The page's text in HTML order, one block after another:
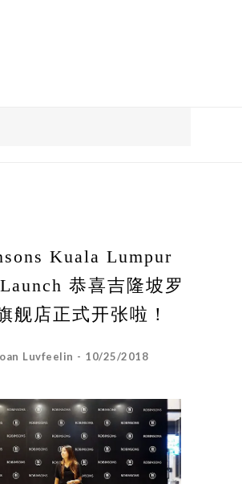
Kuala Lumpur
恭喜吉隆坡罗
舰店正式开张啦！
Luvfeelin - 10/25/2018